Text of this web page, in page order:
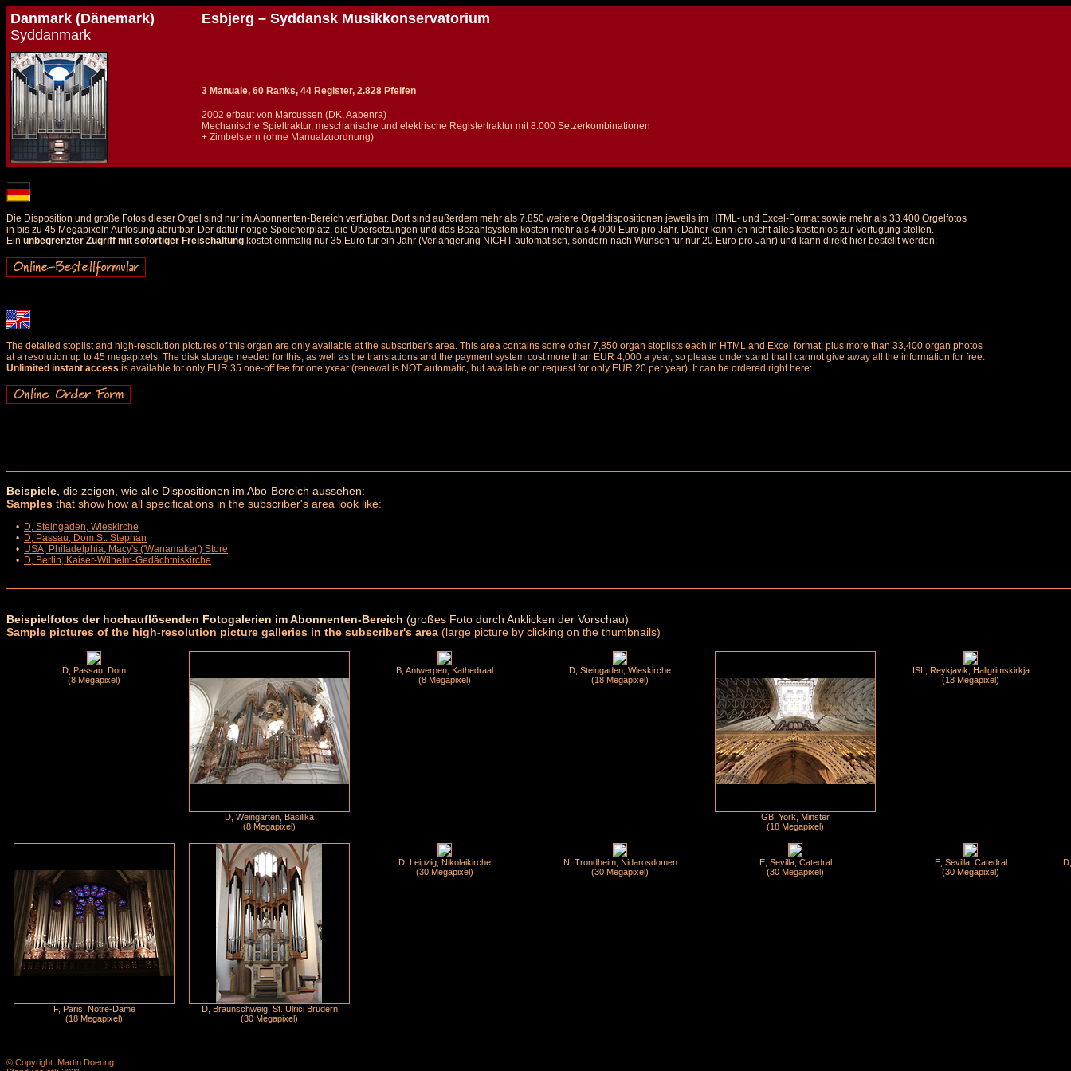
Danmark (Dänemark)
Syddanmark
Esbjerg – Syddansk Musikkonservatorium
3 Manuale, 60 Ranks, 44 Register, 2.828 Pfeifen
2002 erbaut von Marcussen (DK, Aabenra)
Mechanische Spieltraktur, meschanische und elektrische Registertraktur mit 8.000 Setzerkombinationen
+ Zimbelstern (ohne Manualzuordnung)
Die Disposition und große Fotos dieser Orgel sind nur im Abonnenten-Bereich verfügbar. Dort sind außerdem mehr als 7.850 weitere Orgeldispositionen jeweils im HTML- und Excel-Format sowie mehr als 33.400 Orgelfotos
in bis zu 45 Megapixeln Auflösung abrufbar. Der dafür nötige Speicherplatz, die Übersetzungen und das Bezahlsystem kosten mehr als 4.000 Euro pro Jahr. Daher kann ich nicht alles kostenlos zur Verfügung stellen.
Ein unbegrenzter Zugriff mit sofortiger Freischaltung kostet einmalig nur 35 Euro für ein Jahr (Verlängerung NICHT automatisch, sondern nach Wunsch für nur 20 Euro pro Jahr) und kann direkt hier bestellt werden:
The detailed stoplist and high-resolution pictures of this organ are only available at the subscriber's area. This area contains some other 7,850 organ stoplists each in HTML and Excel format, plus more than 33,400 organ photos
at a resolution up to 45 megapixels. The disk storage needed for this, as well as the translations and the payment system cost more than EUR 4,000 a year, so please understand that I cannot give away all the information for free.
Unlimited instant access is available for only EUR 35 one-off fee for one yxear (renewal is NOT automatic, but available on request for only EUR 20 per year). It can be ordered right here:
Beispiele , die zeigen, wie alle Dispositionen im Abo-Bereich aussehen:
Samples that show how all specifications in the subscriber's area look like:
• D, Steingaden, Wieskirche
• D, Passau, Dom St. Stephan
• USA, Philadelphia, Macy's ('Wanamaker') Store
• D, Berlin, Kaiser-Wilhelm-Gedächtniskirche
Beispielfotos der hochauflösenden Fotogalerien im Abonnenten-Bereich (großes Foto durch Anklicken der Vorschau)
Sample pictures of the high-resolution picture galleries in the subscriber's area (large picture by clicking on the thumbnails)
D, Passau, Dom
(8 Megapixel)
D, Weingarten, Basilika
(8 Megapixel)
B, Antwerpen, Kathedraal
(8 Megapixel)
D, Steingaden, Wieskirche
(18 Megapixel)
GB, York, Minster
(18 Megapixel)
ISL, Reykjavik, Hallgrimskirkja
(18 Megapixel)
F, Paris, Notre-Dame
(18 Megapixel)
D, Braunschweig, St. Ulrici Brüdern
(30 Megapixel)
D, Leipzig, Nikolaikirche
(30 Megapixel)
N, Trondheim, Nidarosdomen
(30 Megapixel)
E, Sevilla, Catedral
(30 Megapixel)
E, Sevilla, Catedral
(30 Megapixel)
© Copyright: Martin Doering